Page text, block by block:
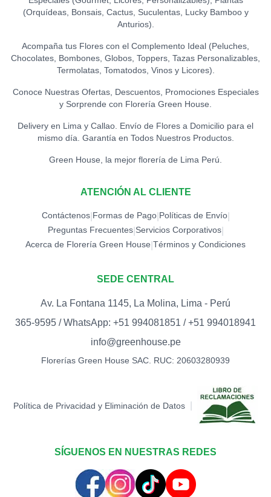
(Orquídeas, Bonsais, Cactus, Suculentas, Lucky Bamboo y
Anturios).
Acompaña tus Flores con el Complemento Ideal (Peluches,
Chocolates, Bombones, Globos, Toppers, Tazas Personalizables,
Termolatas, Tomatodos, Vinos y Licores).
Conoce Nuestras Ofertas, Descuentos, Promociones Especiales
y Sorprende con Florería Green House.
Delivery en Lima y Callao. Envío de Flores a Domicilio para el
mismo día. Garantía en Todos Nuestros Productos.
Green House, la mejor florería de Lima Perú.
ATENCIÓN AL CLIENTE
Contáctenos| Formas de Pago| Políticas de Envío|
Preguntas Frecuentes| Servicios Corporativos|
Acerca de Florería Green House Términos y Condiciones
SEDE CENTRAL
Av. La Fontana 1145, La Molina, Lima - Perú
365-9595 / WhatsApp: +51 994081851 / +51 994018941
info@greenhouse.pe
Florerías Green House SAC. RUC: 20603280939
Política de Privacidad y Eliminación de Datos
SÍGUENOS EN NUESTRAS REDES